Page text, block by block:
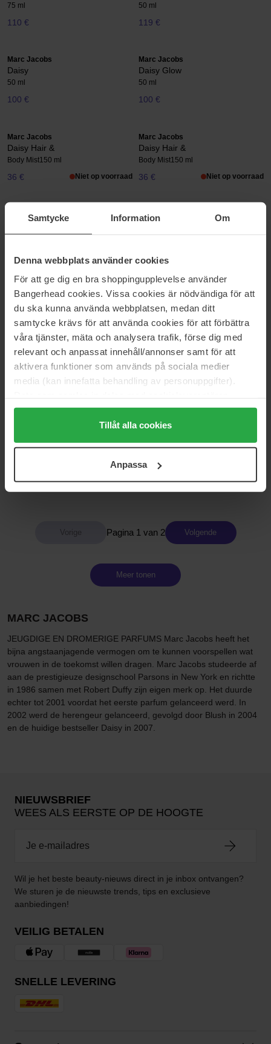
Samtycke Information Om
Denna webbplats använder cookies
För att ge dig en bra shoppingupplevelse använder
Bangerhead cookies. Vissa cookies är nödvändiga för att
du ska kunna använda webbplatsen, medan ditt
samtycke krävs för att använda cookies för att förbättra
våra tjänster, mäta och analysera trafik, förse dig med
relevant och anpassat innehåll/annonser samt för att
aktivera funktioner som används på sociala medier
media (kan innefatta behandling av personuppgifter).
Genom att trycka på "Tillåt alla cookies" accepterar du
alla cookies, medan du under "Detaljer" kan anpassa
användningen av cookies. Du kan när som helst återkalla
samt vår Integritetspolicy.
Tillåt alla cookies
Anpassa
75 ml
110 €
50 ml
119 €
Marc Jacobs
Daisy
50 ml
100 €
Marc Jacobs
Daisy Glow
50 ml
100 €
Marc Jacobs
Daisy Hair &
Body Mist150 ml
36 € Niet op voorraad
Marc Jacobs
Daisy Hair &
Body Mist150 ml
36 € Niet op voorraad
Marc Jacobs
Daisy Hair &
Body Mist150 ml
Marc Jacobs
50 ml
Marc Jacobs
Daisy Love
30 ml
74 €
Marc Jacobs
50 ml
Marc Jacobs
Daisy Wild Eau so Extra
115 €
Marc Jacobs
Daisy Wild Intense
160 €
Marc Jacobs
93 €
Marc Jacobs
100 ml
156 €
Pagina 1 van 2 Volgende
Meer tonen
MARC JACOBS
JEUGDIGE EN DROMERIGE PARFUMS Marc Jacobs heeft het
bijna angstaanjagende vermogen om te kunnen voorspellen wat
vrouwen in de toekomst willen dragen. Marc Jacobs studeerde af
aan de prestigieuze designschool Parsons in New York en richtte
in 1986 samen met Robert Duffy zijn eigen merk op. Het duurde
echter tot 2001 voordat het eerste parfum gelanceerd werd. In
2002 werd de herengeur gelanceerd, gevolgd door Blush in 2004
en de huidige bestseller Daisy in 2007.
NIEUWSBRIEF
WEES ALS EERSTE OP DE HOOGTE
Wil je het beste beauty-nieuws direct in je inbox ontvangen?
We sturen je de nieuwste trends, tips en exclusieve
aanbiedingen!
VEILIG BETALEN
SNELLE LEVERING